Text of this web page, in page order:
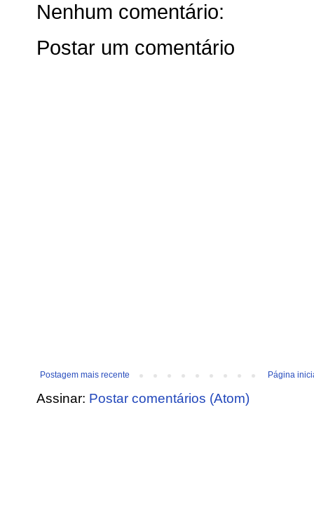
Nenhum comentário:
Postar um comentário
Postagem mais recente Página
Assinar: Postar comentários (Atom)